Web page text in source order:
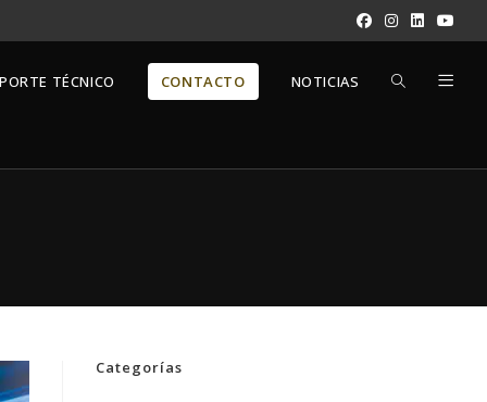
TÉCNICO CONTACTO NOTICIAS ALTERNAR
Categorías